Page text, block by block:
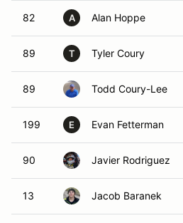
82 A Alan Hoppe
89 T Tyler Coury
89 Todd Coury-Lee
199 E Evan Fetterman
90 Javier Rodriguez
13 Jacob Baranek